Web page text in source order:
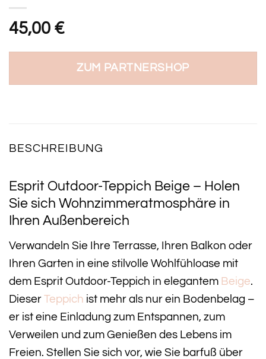
45,00 €
ZUM PARTNERSHOP
BESCHREIBUNG
Esprit Outdoor-Teppich Beige – Holen
Sie sich Wohnzimmeratmosphäre in
Ihren Außenbereich
Verwandeln Sie Ihre Terrasse, Ihren Balkon oder
Ihren Garten in eine stilvolle Wohlfühloase mit
dem Esprit Outdoor-Teppich in elegantem Beige.
Dieser Teppich ist mehr als nur ein Bodenbelag –
er ist eine Einladung zum Entspannen, zum
Verweilen und zum Genießen des Lebens im
Freien. Stellen Sie sich vor, wie Sie barfuß über